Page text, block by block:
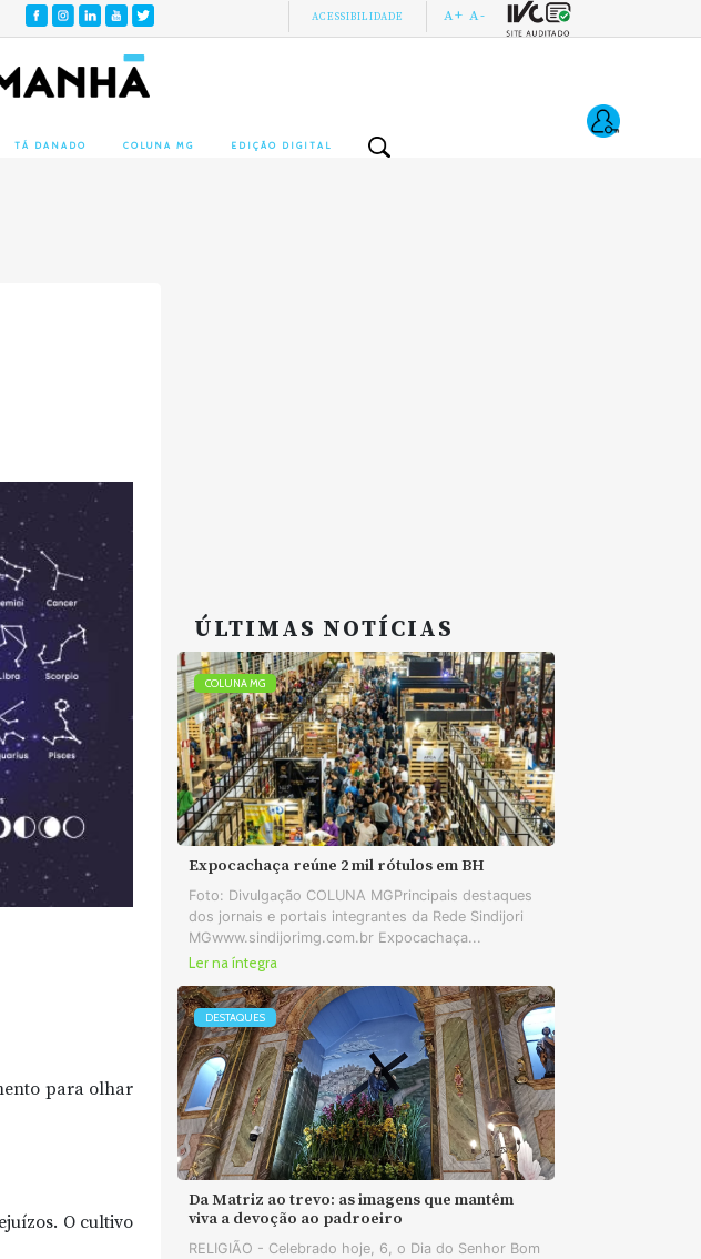
ACESSIBILIDADE A+ A-
TÁ DANADO COLUNA MG EDIÇÃO DIGITAL
para olhar
O cultivo
ÚLTIMAS NOTÍCIAS
COLUNA MG
Expocachaça reúne 2 mil rótulos em BH
Foto: Divulgação COLUNA MGPrincipais destaques
dos jornais e portais integrantes da Rede Sindijori
MGwww.sindijorimg.com.br Expocachaça...
Ler na íntegra
DESTAQUES
Da Matriz ao trevo: as imagens que mantêm
viva a devoção ao padroeiro
RELIGIÃO - Celebrado hoje, 6, o Dia do Senhor Bom